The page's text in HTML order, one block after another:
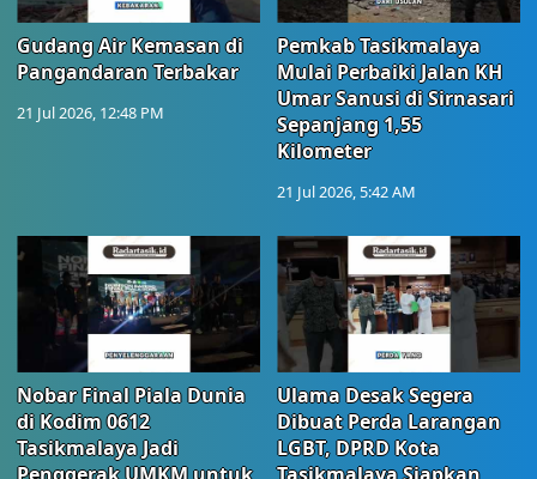
Gudang Air Kemasan di
Pangandaran Terbakar
21 Jul 2026, 12:48 PM
Pemkab Tasikmalaya
Mulai Perbaiki Jalan KH
Umar Sanusi di Sirnasari
Sepanjang 1,55
Kilometer
21 Jul 2026, 5:42 AM
Nobar Final Piala Dunia
di Kodim 0612
Tasikmalaya Jadi
Ulama Desak Segera
Dibuat Perda Larangan
LGBT, DPRD Kota